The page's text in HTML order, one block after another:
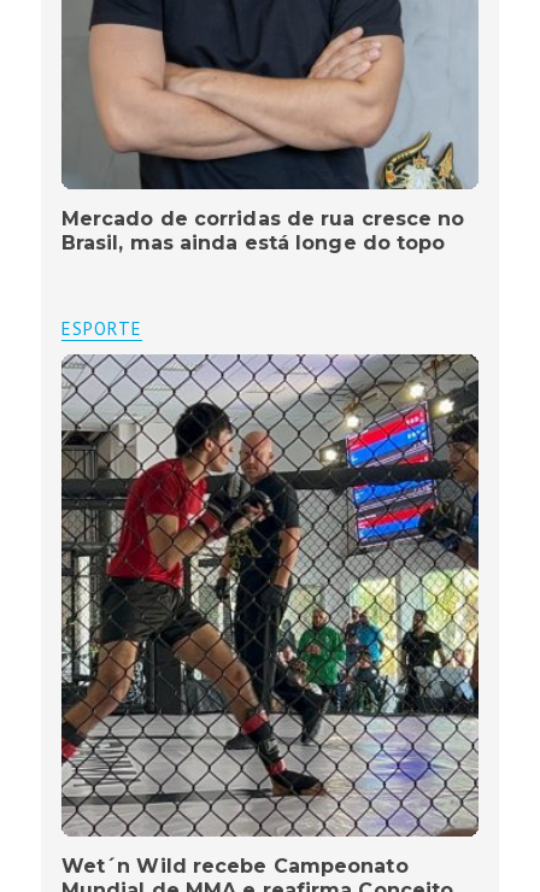
Mercado de corridas de rua cresce no
Brasil, mas ainda está longe do topo
ESPORTE
Wet´n Wild recebe Campeonato